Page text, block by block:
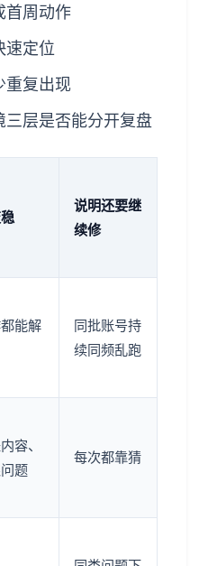
首周动作
速定位
重复出现
三层是否能分开复盘
说明还要继
续修
能解
同批账号持
续同频乱跑
容、
题
每次都靠猜